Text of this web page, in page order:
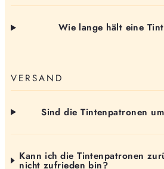
Wie lange hält eine
VERSAND
Sind die Tintenpatronen
Kann ich die Tintenpatronen
nicht zufrieden bin?